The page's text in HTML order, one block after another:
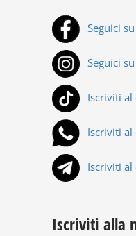
Seguici
Seguici
Iscriviti al
Iscriviti al
Iscriviti al
Iscriviti alla